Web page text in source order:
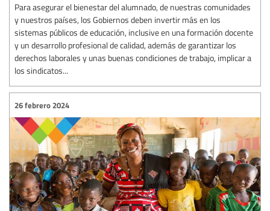
Para asegurar el bienestar del alumnado, de nuestras comunidades
y nuestros países, los Gobiernos deben invertir más en los
sistemas públicos de educación, inclusive en una formación docente
y un desarrollo profesional de calidad, además de garantizar los
derechos laborales y unas buenas condiciones de trabajo, implicar a
los sindicatos...
26 febrero 2024